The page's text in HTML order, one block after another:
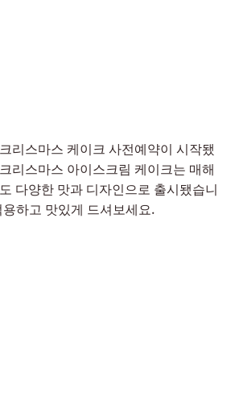
리스마스 케이크 사전예약이 시작됐
리스마스 아이스크림 케이크는 매해
다양한 맛과 디자인으로 출시됐습니
하고 맛있게 드셔보세요.